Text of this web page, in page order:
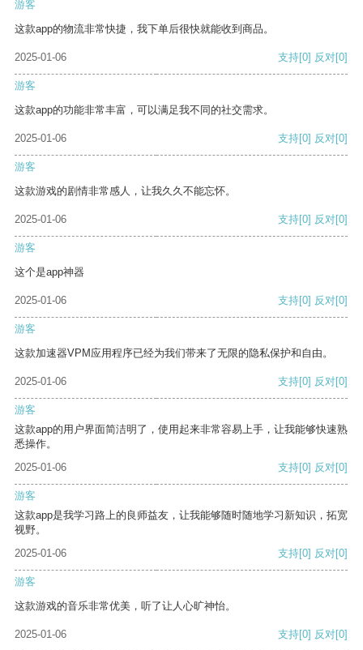
游客
这款app的物流非常快捷，我下单后很快就能收到商品。
2025-01-06 支持[0] 反对[0]
游客
这款app的功能非常丰富，可以满足我不同的社交需求。
2025-01-06 支持[0] 反对[0]
游客
这款游戏的剧情非常感人，让我久久不能忘怀。
2025-01-06 支持[0] 反对[0]
游客
这个是app神器
2025-01-06 支持[0] 反对[0]
游客
这款加速器VPM应用程序已经为我们带来了无限的隐私保护和自由。
2025-01-06 支持[0] 反对[0]
游客
这款app的用户界面简洁明了，使用起来非常容易上手，让我能够快速熟
悉操作。
2025-01-06
支持[0] 反对[0]
游客
这款app是我学习路上的良师益友，让我能够随时随地学习新知识，拓宽
视野。
2025-01-06
支持[0] 反对[0]
游客
这款游戏的音乐非常优美，听了让人心旷神怡。
2025-01-06 支持[0] 反对[0]